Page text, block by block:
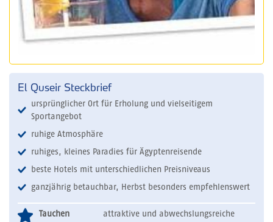
El Quseir Steckbrief
ursprünglicher Ort für Erholung und vielseitigem
Sportangebot
ruhige Atmosphäre
ruhiges, kleines Paradies für Ägyptenreisende
beste Hotels mit unterschiedlichen Preisniveaus
ganzjährig betauchbar, Herbst besonders empfehlenswert
Tauchen
attraktive und abwechslungsreiche